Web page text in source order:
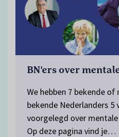
BN'ers over
We hebben 7 bekende of
bekende Nederlanders 5
voorgelegd over
Op deze pagina vind je…